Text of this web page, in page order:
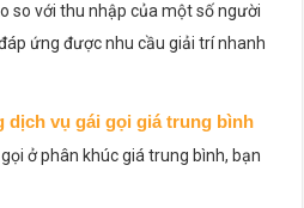
so với thu nhập của một số người
ứng được nhu cầu giải trí nhanh
dịch vụ gái gọi giá trung bình
ở phân khúc giá trung bình, bạn